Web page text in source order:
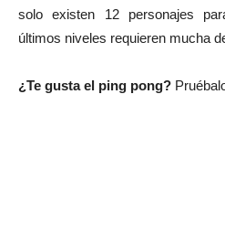
solo existen 12 personajes
últimos niveles requieren mucha
¿Te gusta el ping pong?